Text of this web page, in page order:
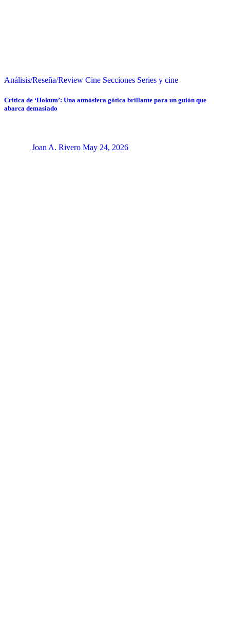
Análisis/Reseña/Review Cine Secciones Series y cine
Crítica de ‘Hokum’: Una atmósfera gótica brillante para un guión que
abarca demasiado
Joan A. Rivero May 24, 2026